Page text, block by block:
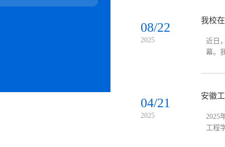
08/22
2025
我校
近日
幕。
04/21
2025
安徽
2025
工程